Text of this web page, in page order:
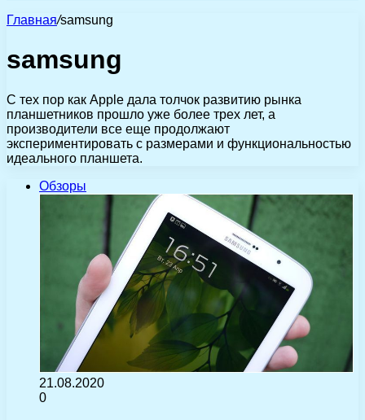
Главная/samsung
samsung
С тех пор как Apple дала толчок развитию рынка
планшетников прошло уже более трех лет, а
производители все еще продолжают
экспериментировать с размерами и функциональностью
идеального планшета.
Обзоры
21.08.2020
0